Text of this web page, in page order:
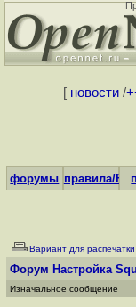
[ новости/
форумы правила/
Вариант для распечатки
Форум Настройка
Изначальное сообщение